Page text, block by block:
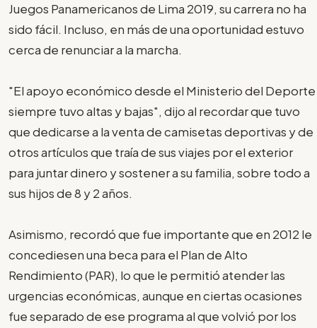
Juegos Panamericanos de Lima 2019, su carrera no ha
sido fácil. Incluso, en más de una oportunidad estuvo
cerca de renunciar a la marcha.
"El apoyo económico desde el Ministerio del Deporte
siempre tuvo altas y bajas", dijo al recordar que tuvo
que dedicarse a la venta de camisetas deportivas y de
otros artículos que traía de sus viajes por el exterior
para juntar dinero y sostener a su familia, sobre todo a
sus hijos de 8 y 2 años.
Asimismo, recordó que fue importante que en 2012 le
concediesen una beca para el Plan de Alto
Rendimiento (PAR), lo que le permitió atender las
urgencias económicas, aunque en ciertas ocasiones
fue separado de ese programa al que volvió por los